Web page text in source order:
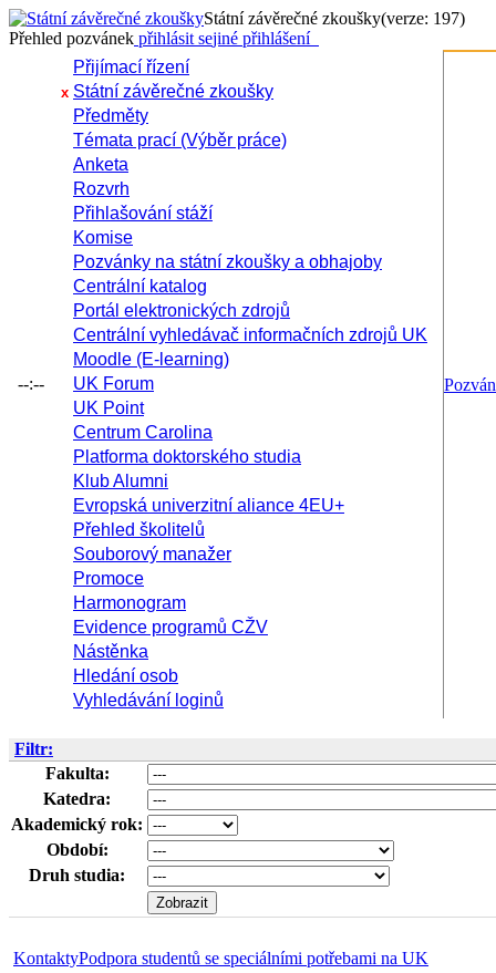
Státní závěrečné zkoušky(verze: 197)
Přehled pozvánek přihlásit sejiné přihlášení
--:--
Přijímací řízení
x Státní závěrečné zkoušky
Předměty
Témata prací (Výběr práce)
Anketa
Rozvrh
Přihlašování stáží
Komise
Pozvánky na státní zkoušky a obhajoby
Centrální katalog
Portál elektronických zdrojů
Centrální vyhledávač informačních zdrojů UK
Moodle (E-learning)
UK Forum
UK Point
Centrum Carolina
Platforma doktorského studia
Klub Alumni
Evropská univerzitní aliance 4EU+
Přehled školitelů
Souborový manažer
Promoce
Harmonogram
Evidence programů CŽV
Nástěnka
Hledání osob
Vyhledávání loginů
Filtr:
Fakulta:
Katedra:
Akademický rok:
Období:
Druh studia:
KontaktyPodpora studentů se speciálními potřebami na UK